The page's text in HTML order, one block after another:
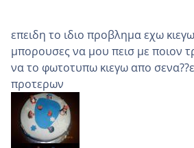
επειδη το ιδιο προβλημα εχω
μπορουσες να μου πεισ με ποιον
να το φωτοτυπω κιεγω απο
προτερων